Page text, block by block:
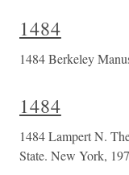
1484
1484 Berkeley
1484
1484 Lampert N.
State. New York,